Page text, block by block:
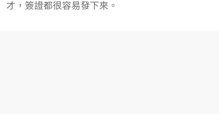
才，簽證都很容易發下來。